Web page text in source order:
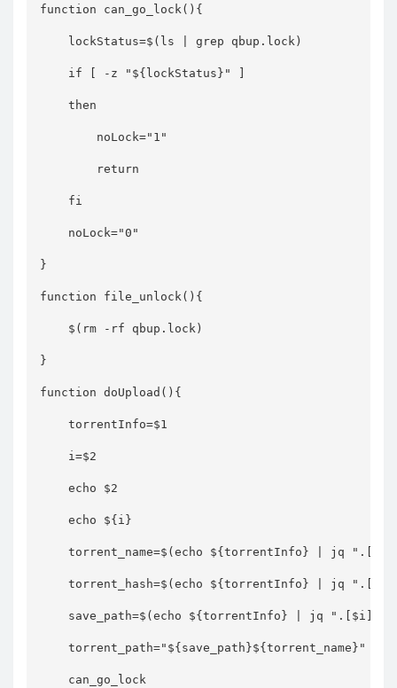
function can_go_lock(){
    lockStatus=$(ls | grep qbup.lock)
    if [ -z "${lockStatus}" ]
    then
        noLock="1"
        return
    fi
    noLock="0"
}
function file_unlock(){
    $(rm -rf qbup.lock)
}
function doUpload(){
    torrentInfo=$1
    i=$2
    echo $2
    echo ${i}
torrent_name=$(echo ${torrentInfo} | jq
torrent_hash=$(echo ${torrentInfo} | jq
save_path=$(echo ${torrentInfo} | jq ".[$i] |
torrent_path="${save_path}${torrent_name}" # 这里
    can_go_lock